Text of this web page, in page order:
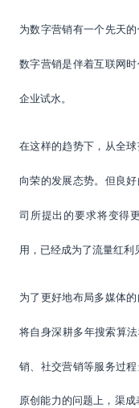
为数字营销有一个先天
数字营销是伴着互联网
企业试水。
在这样的趋势下，从全
向荣的发展态势。但良
司所提出的要求将变得
用，已经成为了流量红利
为了更好地布局多媒体
将自身深耕多年搜索算
销、社交营销等服务过
原创能力的问题上， 渠成